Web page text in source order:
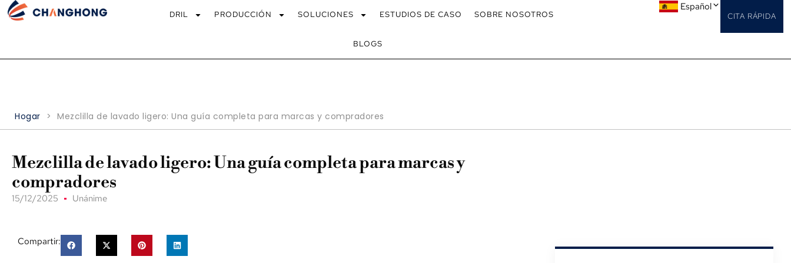
DRIL PRODUCCIÓN SOLUCIONES ESTUDIOS DE CASO SOBRE NOSOTROS
BLOGS
CITA RÁPIDA
Español
Hogar > Mezclilla de lavado ligero: Una guía completa para marcas y compradores
Mezclilla de lavado ligero: Una guía completa para marcas y
compradores
15/12/2025 Unánime
Compartir: